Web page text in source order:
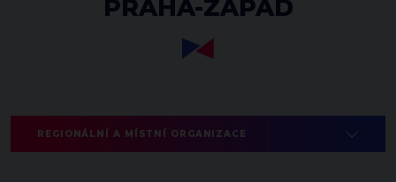
PRAHA-ZÁPAD
REGIONÁLNÍ A MÍSTNÍ ORGANIZACE